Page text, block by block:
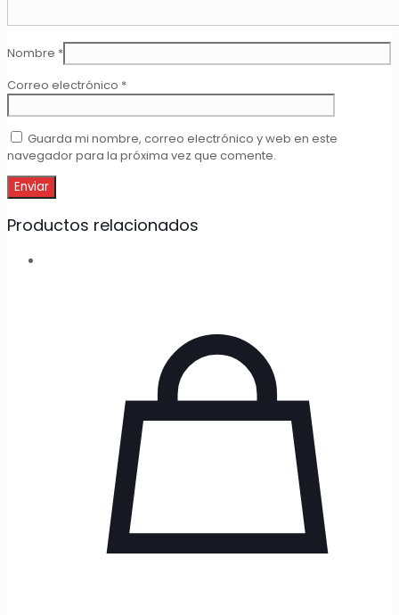
Nombre *
Correo electrónico *
Guarda mi nombre, correo electrónico y web en este
navegador para la próxima vez que comente.
Productos relacionados